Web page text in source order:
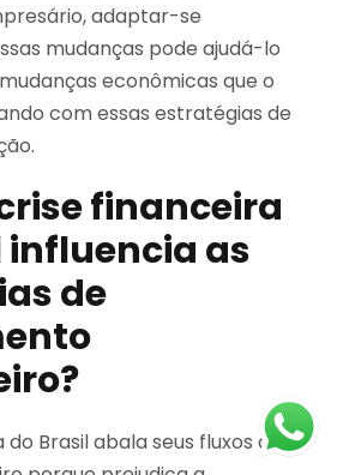
adaptar-se
mudanças pode ajudá-lo
econômicas que o
com essas estratégias de
financeira
influencia as
de
Brasil abala seus fluxos de